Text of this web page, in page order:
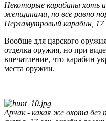
Некоторые карабины хоть
женщинами, но все равно
Перламутровый карабин, 17
Вообще для царского
отделка оружия, но при
впечатление, что карабин
места оружии.
Арчак - какая же охота без